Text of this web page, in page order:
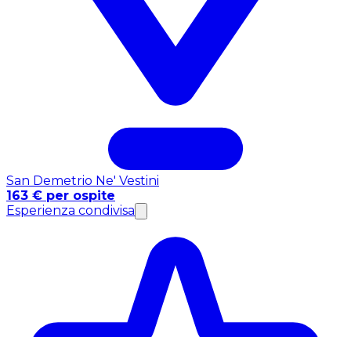
San Demetrio Ne' Vestini
163 € per ospite
Esperienza condivisa